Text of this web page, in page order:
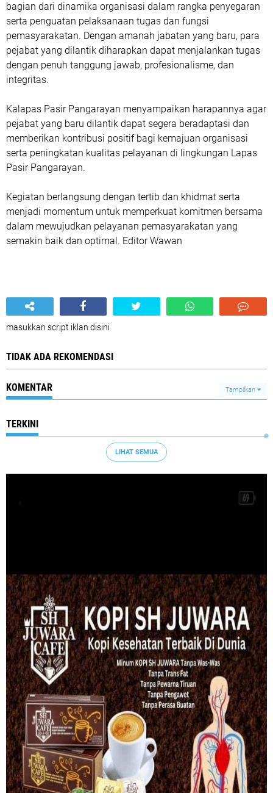
bagian dari dinamika organisasi dalam rangka penyegaran
serta penguatan pelaksanaan tugas dan fungsi
pemasyarakatan. Dengan amanah jabatan yang baru, para
pejabat yang dilantik diharapkan dapat menjalankan tugas
dengan penuh tanggung jawab, profesionalisme, dan
integritas.
Kalapas Pasir Pangarayan menyampaikan harapannya agar
pejabat yang baru dilantik dapat segera beradaptasi dan
memberikan kontribusi positif bagi kemajuan organisasi
serta peningkatan kualitas pelayanan di lingkungan Lapas
Pasir Pangarayan.
Kegiatan berlangsung dengan tertib dan khidmat serta
menjadi momentum untuk memperkuat komitmen bersama
dalam mewujudkan pelayanan pemasyarakatan yang
semakin baik dan optimal. Editor Wawan
masukkan script iklan disini
TIDAK ADA REKOMENDASI
KOMENTAR Tampilkan
TERKINI
LIHAT SEMUA